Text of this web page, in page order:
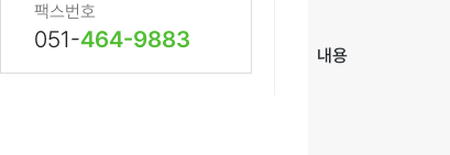
팩스번호
051-464-9883
내용